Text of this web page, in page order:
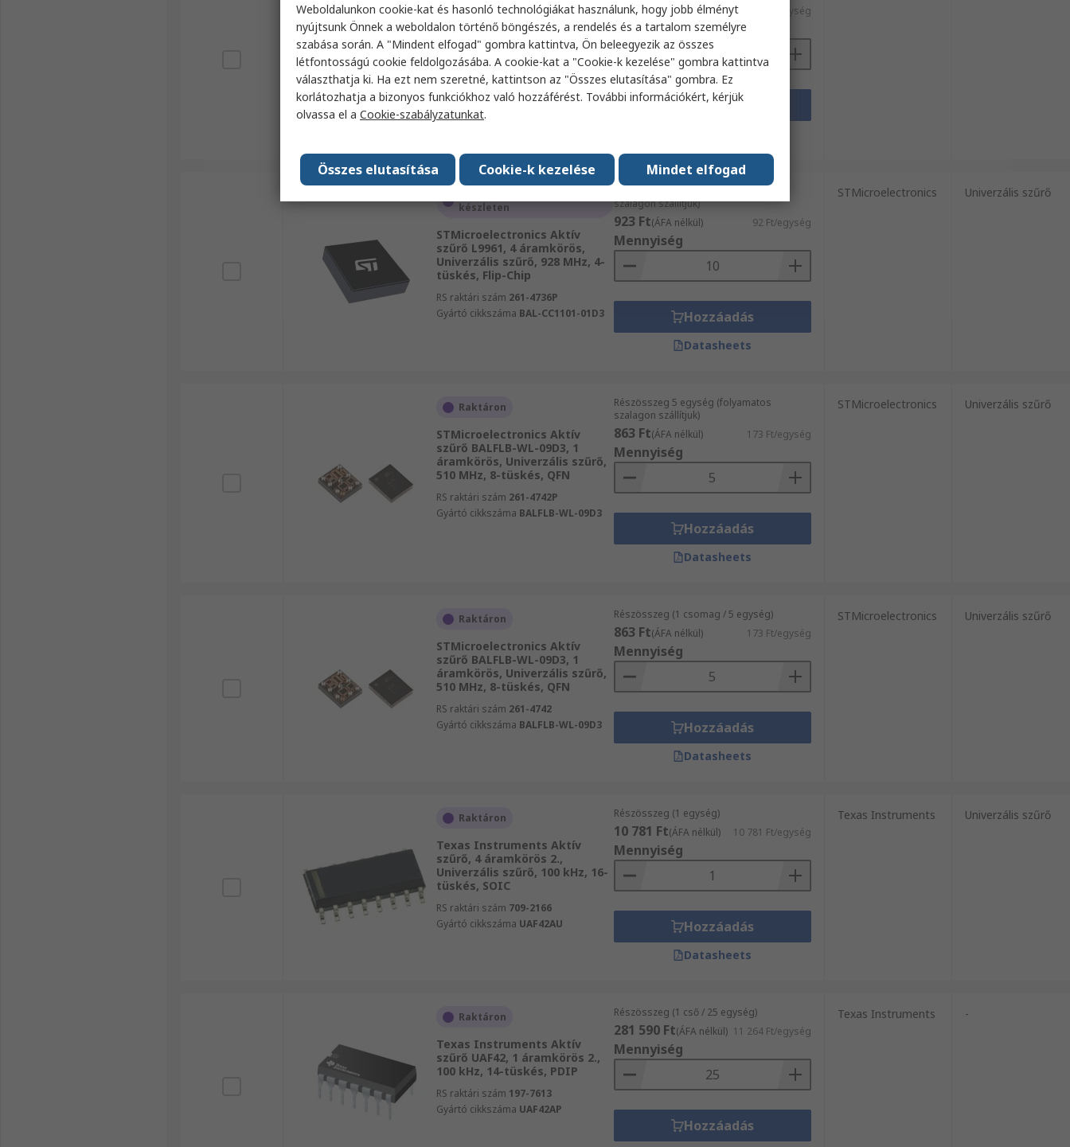
STMicroelectronics Aktív
szűrő BALFLB-WL-08D3, 1
áramkörös, Univerzális szűrő,
510 MHz, 8-tüskés, QFN
RS raktári szám 261-4740P
Gyártó cikkszáma BALFLB-WL-08D3
863 Ft(ÁFA nélkül) 173 Ft/egység
Mennyiség
Hozzáadás
készleten
STMicroelectronics Aktív
szűrő L9961, 4 áramkörös,
Univerzális szűrő, 928 MHz, 4-
tüskés, Flip-Chip
RS raktári szám 261-4736P
Gyártó cikkszáma BAL-CC1101-01D3
szalagon szállítjuk)
923 Ft(ÁFA nélkül) 92 Ft/egység
Mennyiség
Hozzáadás
Datasheets
STMicroelectronics Univerzális szűrő
Raktáron
STMicroelectronics Aktív
szűrő BALFLB-WL-09D3, 1
áramkörös, Univerzális szűrő,
510 MHz, 8-tüskés, QFN
RS raktári szám 261-4742P
Gyártó cikkszáma BALFLB-WL-09D3
Részösszeg 5 egység (folyamatos
szalagon szállítjuk)
863 Ft(ÁFA nélkül) 173 Ft/egység
Mennyiség
Hozzáadás
Datasheets
STMicroelectronics Univerzális szűrő
Raktáron
STMicroelectronics Aktív
szűrő BALFLB-WL-09D3, 1
áramkörös, Univerzális szűrő,
510 MHz, 8-tüskés, QFN
RS raktári szám 261-4742
Gyártó cikkszáma BALFLB-WL-09D3
Részösszeg (1 csomag / 5 egység)
863 Ft(ÁFA nélkül) 173 Ft/egység
Mennyiség
Hozzáadás
Datasheets
STMicroelectronics Univerzális szűrő
Raktáron
Texas Instruments Aktív
szűrő, 4 áramkörös 2.,
Univerzális szűrő, 100 kHz, 16-
tüskés, SOIC
RS raktári szám 709-2166
Gyártó cikkszáma UAF42AU
Részösszeg (1 egység)
10 781 Ft(ÁFA nélkül) 10 781 Ft/egység
Mennyiség
Hozzáadás
Datasheets
Texas Instruments Univerzális szűrő
Raktáron
Texas Instruments Aktív
szűrő UAF42, 1 áramkörös 2.,
100 kHz, 14-tüskés, PDIP
RS raktári szám 197-7613
Gyártó cikkszáma UAF42AP
Részösszeg (1 cső / 25 egység)
281 590 Ft(ÁFA nélkül) 11 264 Ft/egység
Mennyiség
Hozzáadás
Texas Instruments -
Weboldalunkon cookie-kat és hasonló technológiákat használunk, hogy jobb élményt
nyújtsunk Önnek a weboldalon történő böngészés, a rendelés és a tartalom személyre
szabása során. A "Mindent elfogad" gombra kattintva, Ön beleegyezik az összes
létfontosságú cookie feldolgozásába. A cookie-kat a "Cookie-k kezelése" gombra kattintva
választhatja ki. Ha ezt nem szeretné, kattintson az "Összes elutasítása" gombra. Ez
korlátozhatja a bizonyos funkciókhoz való hozzáférést. További információkért, kérjük
olvassa el a Cookie-szabályzatunkat.
Mindet elfogad
Cookie-k kezelése
Összes elutasítása